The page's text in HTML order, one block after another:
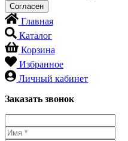
Главная
Каталог
Корзина
Избранное
Личный кабинет
Заказать звонок